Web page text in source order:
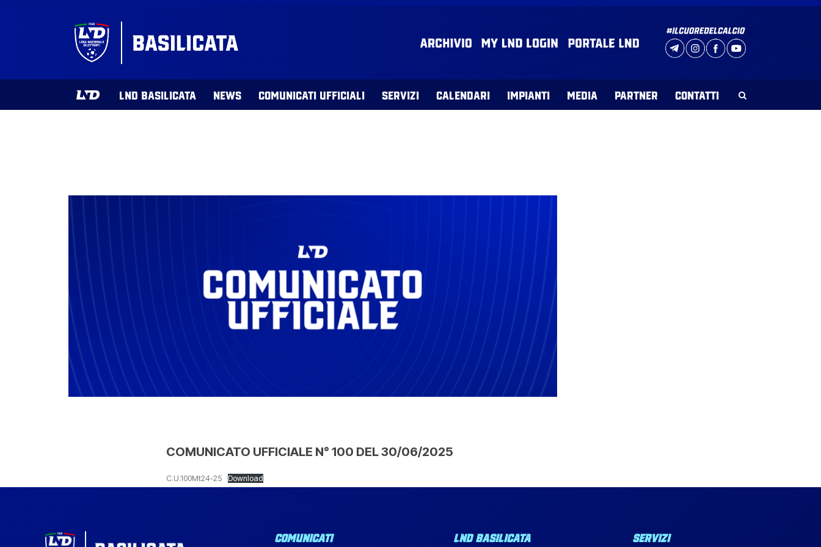
LND BASILICATA NEWS COMUNICATI UFFICIALI SERVIZI CALENDARI IMPIANTI MEDIA PARTNER CONTATTI
COMUNICATO UFFICIALE N° 100 DEL 30/06/2025
C.U.100Mt24-25 Download
COMUNICATI LND BASILICATA SERVIZI